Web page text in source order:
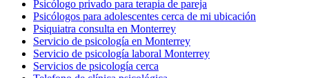
Psicólogo privado para terapia de pareja
Psicólogos para adolescentes cerca de mi ubicación
Psiquiatra consulta en Monterrey
Servicio de psicología en Monterrey
Servicio de psicología laboral Monterrey
Servicios de psicología cerca